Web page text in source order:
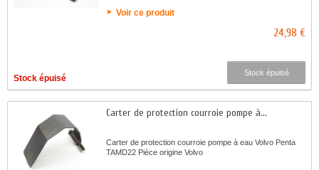
Voir ce produit
24,98 €
Stock épuisé
Stock épuisé
Carter de protection courroie pompe à...
Carter de protection courroie pompe à eau Volvo Penta
TAMD22 Pièce origine Volvo